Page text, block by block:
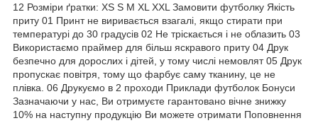
12 Розміри ґратки: XS S M XL XXL Замовити футболку Якість
приту 01 Принт не виривається взагалі, якщо стирати при
температурі до 30 градусів 02 Не тріскається і не облазить 03
Використаємо праймер для більш яскравого приту 04 Друк
безпечно для дорослих і дітей, у тому числі немовлят 05 Друк
пропускає повітря, тому що фарбує саму тканину, це не
плівка. 06 Друкуємо в 2 проходи Приклади футболок Бонуси
Зазначаючи у нас, Ви отримуєте гарантовано вічне знижку
10% на наступну продукцію Ви можете отримати Поповнення